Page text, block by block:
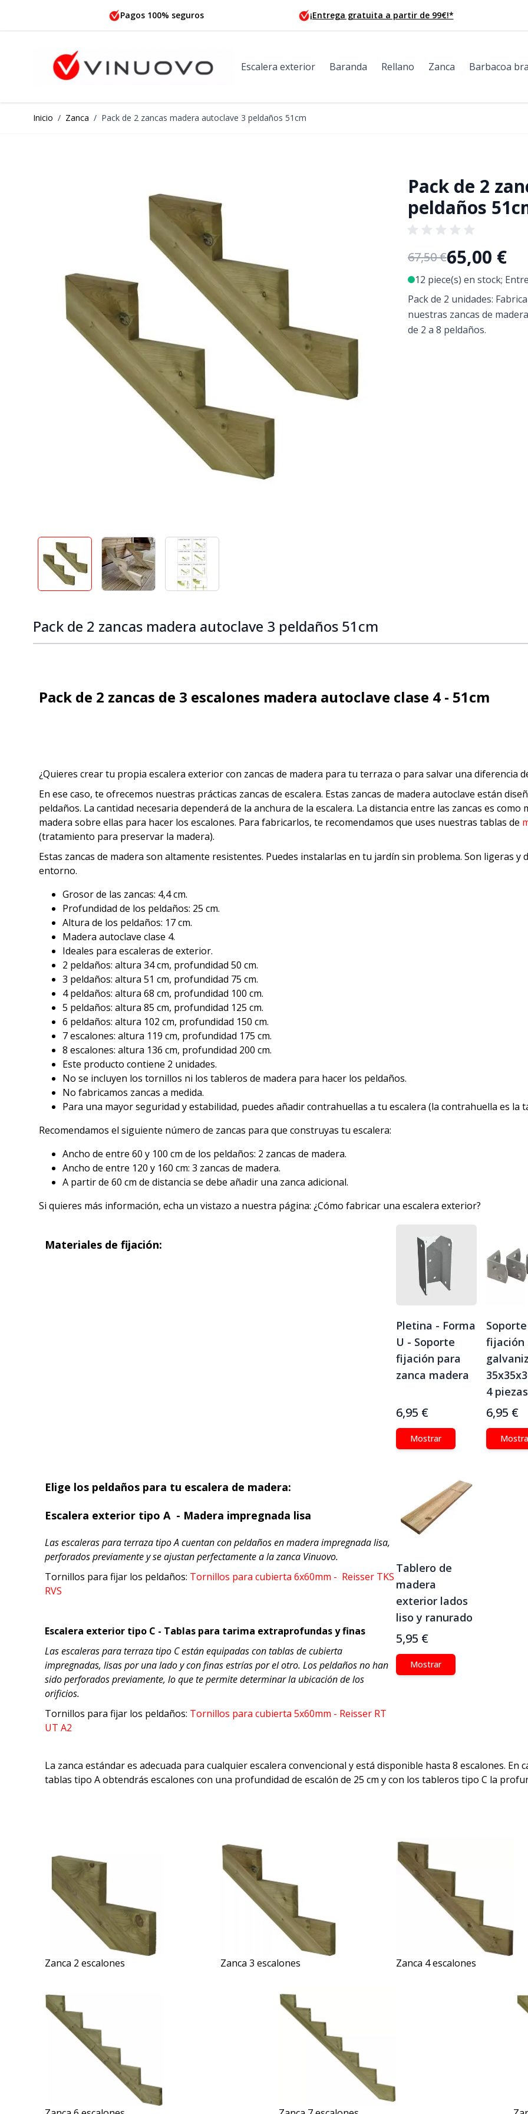
Pagos 100% seguros ¡Entrega gratuita a partir de 99€!*
Escalera exterior Baranda Rellano Zanca Barbacoa
Inicio / Zanca / Pack de 2 zancas madera autoclave 3 peldaños 51cm
Pack de 2
peldaños
View larger imageView larger imageView larger image
67,50 €65,00 €
12 piece(s) en stock;
Pack de 2 unidades:
nuestras zancas de
de 2 a 8 peldaños.
Pack de 2 zancas madera autoclave 3 peldaños 51cm
Pack de 2 zancas de 3 escalones madera autoclave clase 4 - 51cm
¿Quieres crear tu propia escalera exterior con zancas de madera para tu terraza o para salvar una diferencia
En ese caso, te ofrecemos nuestras prácticas zancas de escalera. Estas zancas de madera autoclave están
peldaños. La cantidad necesaria dependerá de la anchura de la escalera. La distancia entre las zancas es como
madera sobre ellas para hacer los escalones. Para fabricarlos, te recomendamos que uses nuestras tablas de
(tratamiento para preservar la madera).
Estas zancas de madera son altamente resistentes. Puedes instalarlas en tu jardín sin problema. Son ligeras
entorno.
Grosor de las zancas: 4,4 cm.
Profundidad de los peldaños: 25 cm.
Altura de los peldaños: 17 cm.
Madera autoclave clase 4.
Ideales para escaleras de exterior.
2 peldaños: altura 34 cm, profundidad 50 cm.
3 peldaños: altura 51 cm, profundidad 75 cm.
4 peldaños: altura 68 cm, profundidad 100 cm.
5 peldaños: altura 85 cm, profundidad 125 cm.
6 peldaños: altura 102 cm, profundidad 150 cm.
7 escalones: altura 119 cm, profundidad 175 cm.
8 escalones: altura 136 cm, profundidad 200 cm.
Este producto contiene 2 unidades.
No se incluyen los tornillos ni los tableros de madera para hacer los peldaños.
No fabricamos zancas a medida.
Para una mayor seguridad y estabilidad, puedes añadir contrahuellas a tu escalera (la contrahuella es la
Recomendamos el siguiente número de zancas para que construyas tu escalera:
Ancho de entre 60 y 100 cm de los peldaños: 2 zancas de madera.
Ancho de entre 120 y 160 cm: 3 zancas de madera.
A partir de 60 cm de distancia se debe añadir una zanca adicional.
Si quieres más información, echa un vistazo a nuestra página: ¿Cómo fabricar una escalera exterior?
Materiales de fijación:
Pletina - Forma
U - Soporte
fijación para
zanca madera
6,95 €
Mostrar
Soporte
fijación
4 piezas
6,95 €
Elige los peldaños para tu escalera de madera:
Escalera exterior tipo A - Madera impregnada lisa
Las escaleras para terraza tipo A cuentan con peldaños en madera impregnada lisa,
perforados previamente y se ajustan perfectamente a la zanca Vinuovo.
Tornillos para fijar los peldaños: Tornillos para cubierta 6x60mm - Reisser TKS
RVS
Escalera exterior tipo C - Tablas para tarima extraprofundas y finas
Las escaleras para terraza tipo C están equipadas con tablas de cubierta
impregnadas, lisas por una lado y con finas estrías por el otro. Los peldaños no han
sido perforados previamente, lo que te permite determinar la ubicación de los
orificios.
Tornillos para fijar los peldaños: Tornillos para cubierta 5x60mm - Reisser RT
UT A2
Tablero de
madera
exterior lados
liso y ranurado
5,95 €
Mostrar
La zanca estándar es adecuada para cualquier escalera convencional y está disponible hasta 8 escalones.
tablas tipo A obtendrás escalones con una profundidad de escalón de 25 cm y con los tableros tipo C la
Zanca 2 escalones Zanca 3 escalones Zanca 4 escalones